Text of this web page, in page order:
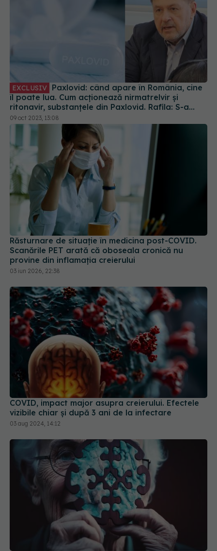
EXCLUSIV
îl poate lua. Cum acționează nirmatrelvir și
ritonavir, substanțele din Paxlovid. Rafila: S-a
semnat contractul. Va fi disponibil la
recomandarea medicului
09 oct 2023, 13:08
Răsturnare de situație în medicina post-COVID.
Scanările PET arată că oboseala cronică nu
provine din inflamația creierului
03 iun 2026, 22:38
COVID, impact major asupra creierului. Efectele
vizibile chiar și după 3 ani de la infectare
03 aug 2024, 14:12